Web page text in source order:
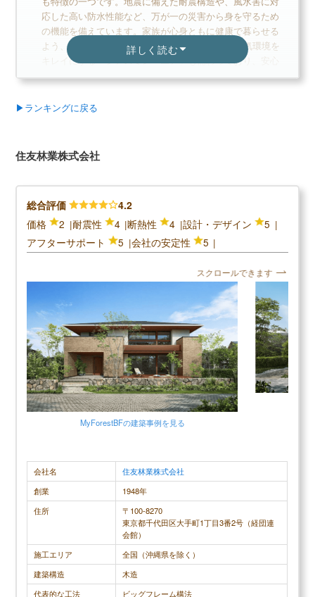
詳しく読む
応した高い防水性能など、万が一の災害から身を守るため
の機能を備えています。家族が心身ともに健康で暮らせる
よう、全熱交換型24時間換気システムや室内の空気環境を
キレイにする「シアスミン・エア」も備わっており、安心
と安全を実現しています。
人生のパートナーとして、豊かな暮らしをサポート
イルに合わせた提案だけでなく収納に関してのきめ細かい
提案など豊かな暮らしを実現するお手伝いをしています。
＼クレバリーホームの口コミ評判／
口コミ評判平均 3.0 (1件)
スクロールできます
深く深く調べていくうちに、断熱性はもとより気密
性をしっかりと検査して数値化しているハウスメー
カーがとても少ないことを知り、興味を持ち始めま
した。 ハウスメーカーは質はもちろんですが、良さ
をしっかりと把握している営業さんとの出会いもか
なり重要だと思います
調査概要
調査方法：インターネット調査
調査対象：クレバリーホームで注文住宅を建てた人
メリット
▶ランキングに戻る
住友林業株式会社
総合評価
4.2
価格
2 耐震性 4 断熱性 4 設計・デザイン
5
アフターサポート
5 会社の安定性 5
スクロールできます
MyForestBFの建築事例を見る
会社名
住友林業株式会社
創業
1948年
住所
〒100-8270
東京都千代田区大手町1丁目3番2号（経団連
会館）
施工エリア
全国（沖縄県を除く）
建築構造
木造
代表的な工法
ビッグフレーム構法